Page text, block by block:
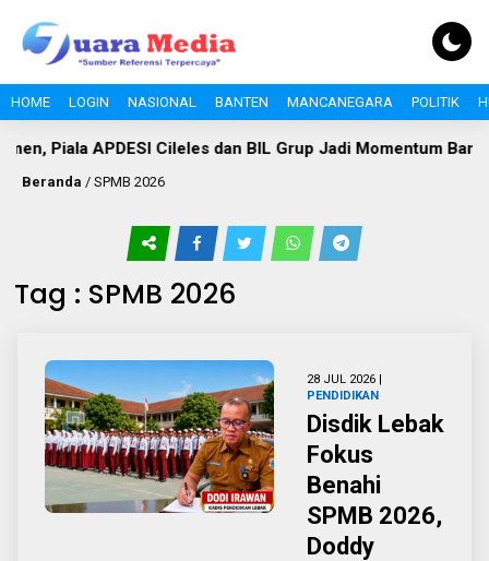
HOME LOGIN NASIONAL BANTEN MANCANEGARA POLITIK
APDESI Cileles dan BIL Grup Jadi Momentum Bangun
Beranda / SPMB 2026
Tag : SPMB 2026
28 JUL 2026 |
PENDIDIKAN
Disdik Lebak
Fokus
Benahi
SPMB 2026,
Doddy